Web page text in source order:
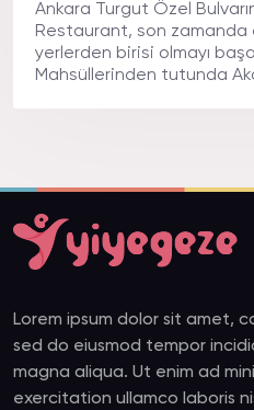
Ankara Turgut Özel
Restaurant, son
yerlerden birisi olmayı
Mahsüllerinden tutunda
Lorem ipsum dolor sit amet,
sed do eiusmod tempor
magna aliqua. Ut enim ad
exercitation ullamco laboris